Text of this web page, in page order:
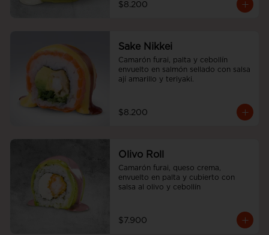
$8.200
Sake Nikkei
Camarón furai, palta y cebollín
envuelto en salmón sellado con salsa
ají amarillo y teriyaki.
$8.200
Olivo Roll
Camarón furai, queso crema,
envuelto en palta y cubierto con
salsa al olivo y cebollín
$7.900